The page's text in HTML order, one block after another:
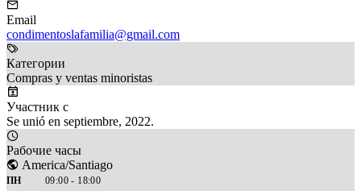
Email
condimentoslafamilia@gmail.com
Категории
Compras y ventas minoristas
Участник с
Se unió en septiembre, 2022.
Рабочие часы
America/Santiago
ПН
09:00 - 18:00